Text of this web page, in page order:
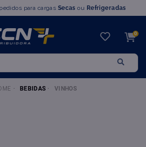
para cargas Secas ou Refrigeradas
0
BEBIDAS VINHOS